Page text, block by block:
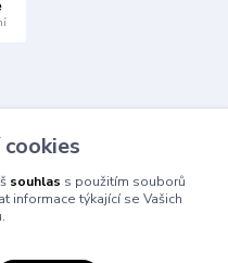
souhlas s použitím souborů
informace týkající se Vašich